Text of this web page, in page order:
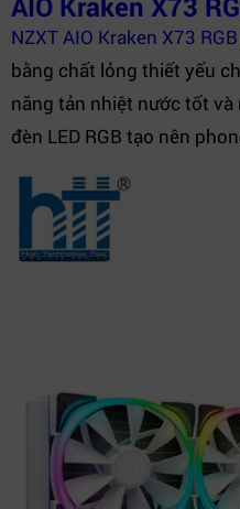
NZXT AIO Kraken X73
bằng chất lỏng thiết yếu
năng tản nhiệt nước tốt
đèn LED RGB tạo nên